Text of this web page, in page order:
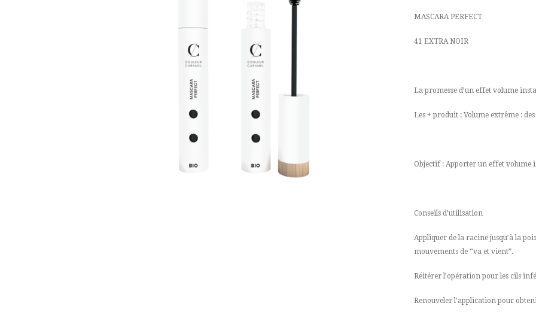
MASCARA PERFECT
41 EXTRA NOIR
La promesse d’un effet volume
Les + produit : Volume extrême : des
Objectif : Apporter un effet volume
Conseils d’utilisation
Appliquer de la racine jusqu’à la
mouvements de “va et vient”.
Réitérer l’opération pour les cils
Renouveler l’application pour